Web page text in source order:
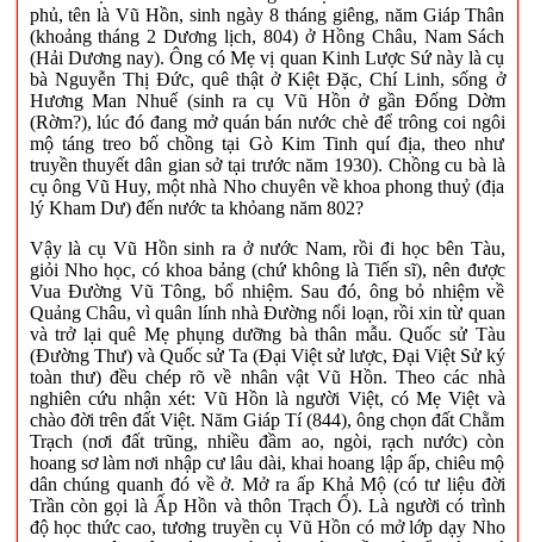
phủ, tên là Vũ Hồn, sinh ngày 8 tháng giêng, năm Giáp Thân
(khoảng tháng 2 Dương lịch, 804) ở Hồng Châu, Nam Sách
(Hải Dương nay). Ông có Mẹ vị quan Kinh Lược Sứ này là cụ
bà Nguyễn Thị Đức, quê thật ở Kiệt Đặc, Chí Linh, sống ở
Hương Man Nhuế (sinh ra cụ Vũ Hồn ở gần Đống Dờm
(Rờm?), lúc đó đang mở quán bán nước chè để trông coi ngôi
mộ táng treo bố chồng tại Gò Kim Tinh quí địa, theo như
truyền thuyết dân gian sở tại trước năm 1930). Chồng cu bà là
cụ ông Vũ Huy, một nhà Nho chuyên về khoa phong thuỷ (địa
lý Kham Dư) đến nước ta khỏang năm 802?
Vậy là cụ Vũ Hồn sinh ra ở nước Nam, rồi đi học bên Tàu,
giỏi Nho học, có khoa bảng (chứ không là Tiến sĩ), nên được
Vua Đường Vũ Tông, bổ nhiệm. Sau đó, ông bỏ nhiệm về
Quảng Châu, vì quân lính nhà Đường nổi loạn, rồi xin từ quan
và trở lại quê Mẹ phụng dưỡng bà thân mẫu. Quốc sử Tàu
(Đường Thư) và Quốc sử Ta (Đại Việt sử lược, Đại Việt Sử ký
toàn thư) đều chép rõ về nhân vật Vũ Hồn. Theo các nhà
nghiên cứu nhận xét: Vũ Hồn là người Việt, có Mẹ Việt và
chào đời trên đất Việt. Năm Giáp Tí (844), ông chọn đất Chằm
Trạch (nơi đất trũng, nhiều đầm ao, ngòi, rạch nước) còn
hoang sơ làm nơi nhập cư lâu dài, khai hoang lập ấp, chiêu mộ
dân chúng quanh đó về ở. Mở ra ấp Khả Mộ (có tư liệu đời
Trần còn gọi là Ấp Hồn và thôn Trạch Ổ). Là người có trình
độ học thức cao, tương truyền cụ Vũ Hồn có mở lớp dạy Nho